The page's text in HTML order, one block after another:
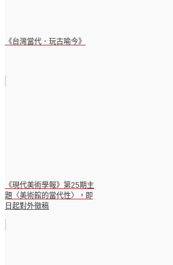
《台灣當代．玩古喻今》
《現代美術學報》第25期主
題〈美術館的當代性〉，即
日起對外徵稿